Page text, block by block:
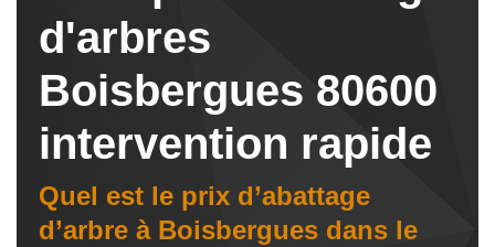
d'arbres
Boisbergues 80600
intervention rapide
Quel est le prix d’abattage
d’arbre à Boisbergues dans le